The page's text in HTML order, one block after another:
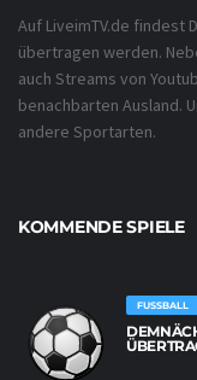
Auf LiveimTV.de findest
übertragen werden.
auch Streams von
benachbarten Ausland.
andere Sportarten.
KOMMENDE SPIELE
FUSSBALL